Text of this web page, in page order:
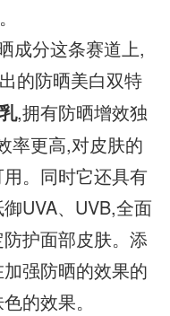
成分这条赛道上,
的防晒美白双特
,拥有防晒增效独
率更高,对皮肤的
。同时它还具有
UVA、UVB,全面
护面部皮肤。添
强防晒的效果的
的效果。